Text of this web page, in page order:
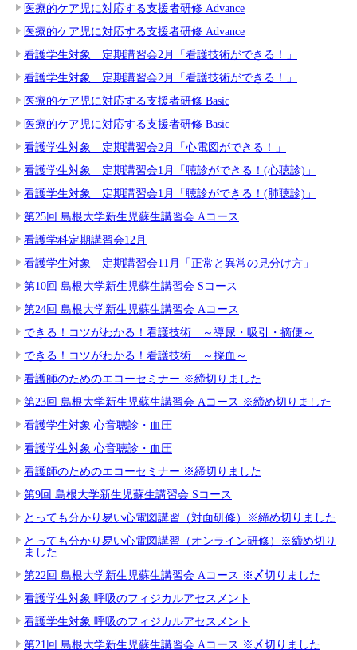
医療的ケア児に対応する支援者研修 Advance
医療的ケア児に対応する支援者研修 Advance
看護学生対象 定期講習会2月「看護技術ができる！」
看護学生対象 定期講習会2月「看護技術ができる！」
医療的ケア児に対応する支援者研修 Basic
医療的ケア児に対応する支援者研修 Basic
看護学生対象 定期講習会2月「心電図ができる！」
看護学生対象 定期講習会1月「聴診ができる！(心聴診)」
看護学生対象 定期講習会1月「聴診ができる！(肺聴診)」
第25回 島根大学新生児蘇生講習会 Aコース
看護学科定期講習会12月
看護学生対象 定期講習会11月「正常と異常の見分け方」
第10回 島根大学新生児蘇生講習会 Sコース
第24回 島根大学新生児蘇生講習会 Aコース
できる！コツがわかる！看護技術 ～導尿・吸引・摘便～
できる！コツがわかる！看護技術 ～採血～
看護師のためのエコーセミナー ※締切りました
第23回 島根大学新生児蘇生講習会 Aコース ※締め切りました
看護学生対象 心音聴診・血圧
看護学生対象 心音聴診・血圧
看護師のためのエコーセミナー ※締切りました
第9回 島根大学新生児蘇生講習会 Sコース
とっても分かり易い心電図講習（対面研修）※締め切りました
とっても分かり易い心電図講習（オンライン研修）※締め切り
ました
第22回 島根大学新生児蘇生講習会 Aコース ※〆切りました
看護学生対象 呼吸のフィジカルアセスメント
看護学生対象 呼吸のフィジカルアセスメント
第21回 島根大学新生児蘇生講習会 Aコース ※〆切りました